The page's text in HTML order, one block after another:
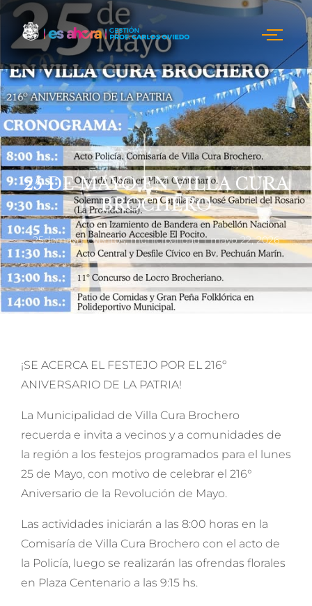
25 DE MAYO EN VILLA CURA
BROCHERO
25demayo,eventos,municipalidad mayo 22, 2026
¡SE ACERCA EL FESTEJO POR EL 216º
ANIVERSARIO DE LA PATRIA!
La Municipalidad de Villa Cura Brochero
recuerda e invita a vecinos y a comunidades de
la región a los festejos programados para el lunes
25 de Mayo, con motivo de celebrar el 216°
Aniversario de la Revolución de Mayo.
Las actividades iniciarán a las 8:00 horas en la
Comisaría de Villa Cura Brochero con el acto de
la Policía, luego se realizarán las ofrendas florales
en Plaza Centenario a las 9:15 hs.